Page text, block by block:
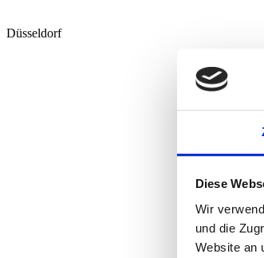
Diese
Wir
und die
Website an
Düsseldorf